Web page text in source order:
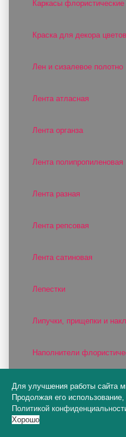
Каркасы флористические
Краска для декора цветов
Лен и сизалевое полотно
Лента атласная
Лента органза
Лента полипропиленовая
Лента разная
Лента репсовая
Лента сатиновая
Лепестки
Липучки, прищепки и
Наполнители
Органза
Пакеты конусы
Для улучшения работы сайта
Продолжая его
Политикой
Хорошо